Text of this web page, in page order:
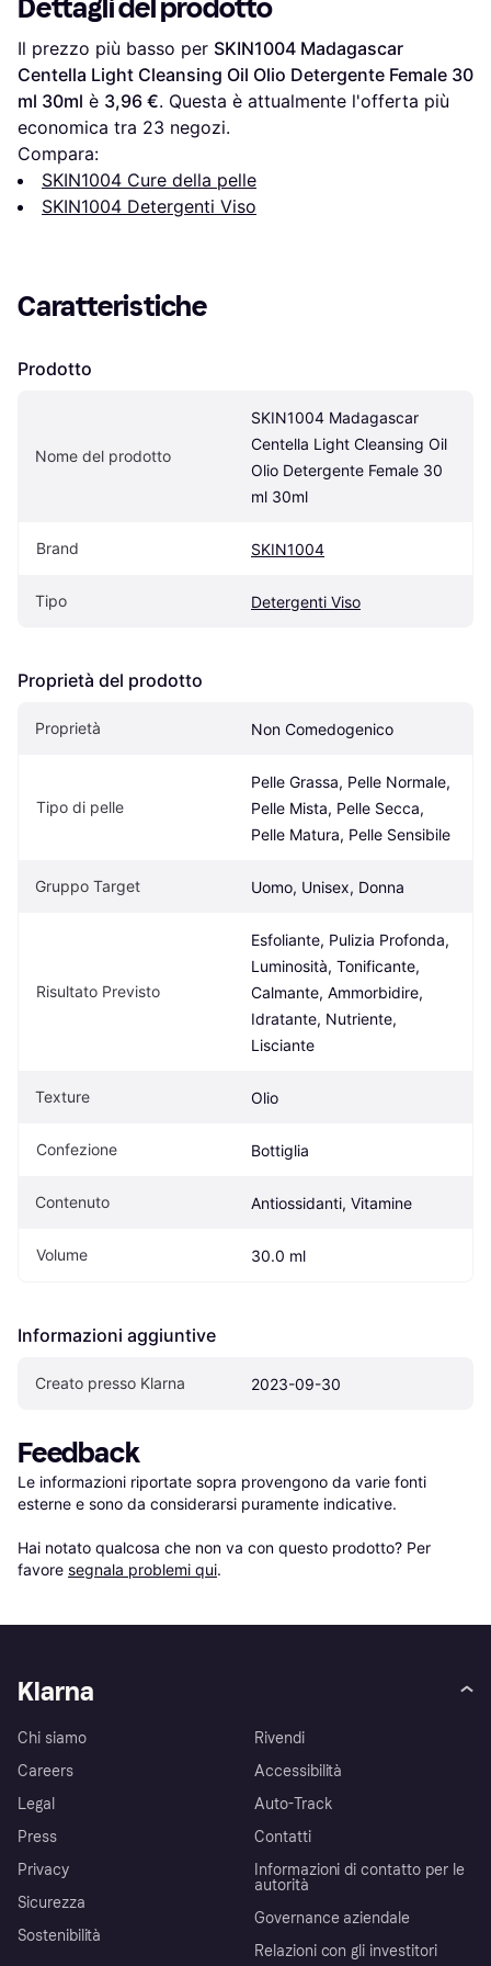
Dettagli del prodotto
Il prezzo più basso per SKIN1004 Madagascar
Centella Light Cleansing Oil Olio Detergente Female 30
ml 30ml è 3,96 €. Questa è attualmente l'offerta più
economica tra 23 negozi.
Compara:
SKIN1004 Cure della pelle
SKIN1004 Detergenti Viso
Caratteristiche
Prodotto
Nome del prodotto
SKIN1004 Madagascar
Centella Light Cleansing Oil
Olio Detergente Female 30
ml 30ml
Brand SKIN1004
Tipo Detergenti Viso
Proprietà del prodotto
Proprietà Non Comedogenico
Tipo di pelle
Pelle Grassa, Pelle Normale,
Pelle Mista, Pelle Secca,
Pelle Matura, Pelle Sensibile
Gruppo Target Uomo, Unisex, Donna
Risultato Previsto
Esfoliante, Pulizia Profonda,
Luminosità, Tonificante,
Calmante, Ammorbidire,
Idratante, Nutriente,
Lisciante
Texture Olio
Confezione Bottiglia
Contenuto Antiossidanti, Vitamine
Volume 30.0 ml
Informazioni aggiuntive
Creato presso Klarna 2023-09-30
Feedback
Le informazioni riportate sopra provengono da varie fonti
esterne e sono da considerarsi puramente indicative.
Hai notato qualcosa che non va con questo prodotto? Per
favore segnala problemi qui.
Klarna
Chi siamo
Careers
Legal
Press
Privacy
Sicurezza
Sostenibilità
Rivendi
Accessibilità
Auto-Track
Contatti
Informazioni di contatto per le
autorità
Governance aziendale
Relazioni con gli investitori